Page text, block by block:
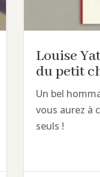
Louise
du petit
Un bel
vous aurez à
seuls !